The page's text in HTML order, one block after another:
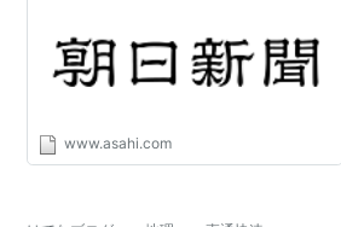
阪和線・大阪環状線の直通快速
御坊・和歌山・関西空港・日根野
行。平日朝のみの運転で、大阪環
www.asahi.com